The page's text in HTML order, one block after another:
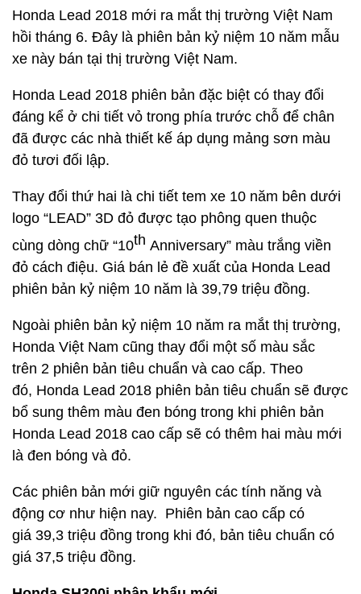
Honda Lead 2018 mới ra mắt thị trường Việt Nam
hồi tháng 6. Đây là phiên bản kỷ niệm 10 năm mẫu
xe này bán tại thị trường Việt Nam.
Honda Lead 2018 phiên bản đặc biệt có thay đổi
đáng kể ở chi tiết vỏ trong phía trước chỗ để chân
đã được các nhà thiết kế áp dụng mảng sơn màu
đỏ tươi đối lập.
Thay đổi thứ hai là chi tiết tem xe 10 năm bên dưới
logo “LEAD” 3D đỏ được tạo phông quen thuộc
cùng dòng chữ “10th Anniversary” màu trắng viền
đỏ cách điệu. Giá bán lẻ đề xuất của Honda Lead
phiên bản kỷ niệm 10 năm là 39,79 triệu đồng.
Ngoài phiên bản kỷ niệm 10 năm ra mắt thị trường,
Honda Việt Nam cũng thay đổi một số màu sắc
trên 2 phiên bản tiêu chuẩn và cao cấp. Theo
đó, Honda Lead 2018 phiên bản tiêu chuẩn sẽ được
bổ sung thêm màu đen bóng trong khi phiên bản
Honda Lead 2018 cao cấp sẽ có thêm hai màu mới
là đen bóng và đỏ.
Các phiên bản mới giữ nguyên các tính năng và
động cơ như hiện nay. Phiên bản cao cấp có
giá 39,3 triệu đồng trong khi đó, bản tiêu chuẩn có
giá 37,5 triệu đồng.